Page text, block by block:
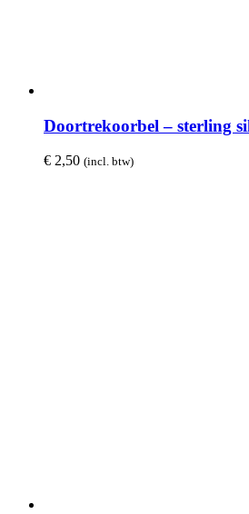
Doortrekoorbel – sterling
€ 2,50 (incl. btw)